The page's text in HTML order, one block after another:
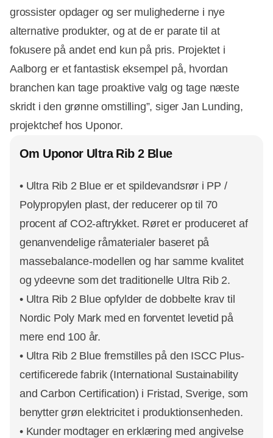
grossister opdager og ser mulighederne i nye
alternative produkter, og at de er parate til at
fokusere på andet end kun på pris. Projektet i
Aalborg er et fantastisk eksempel på, hvordan
branchen kan tage proaktive valg og tage næste
skridt i den grønne omstilling”, siger Jan Lunding,
projektchef hos Uponor.
Om Uponor Ultra Rib 2 Blue
• Ultra Rib 2 Blue er et spildevandsrør i PP /
Polypropylen plast, der reducerer op til 70
procent af CO2-aftrykket. Røret er produceret af
genanvendelige råmaterialer baseret på
massebalance-modellen og har samme kvalitet
og ydeevne som det traditionelle Ultra Rib 2.
• Ultra Rib 2 Blue opfylder de dobbelte krav til
Nordic Poly Mark med en forventet levetid på
mere end 100 år.
• Ultra Rib 2 Blue fremstilles på den ISCC Plus-
certificerede fabrik (International Sustainability
and Carbon Certification) i Fristad, Sverige, som
benytter grøn elektricitet i produktionsenheden.
• Kunder modtager en erklæring med angivelse